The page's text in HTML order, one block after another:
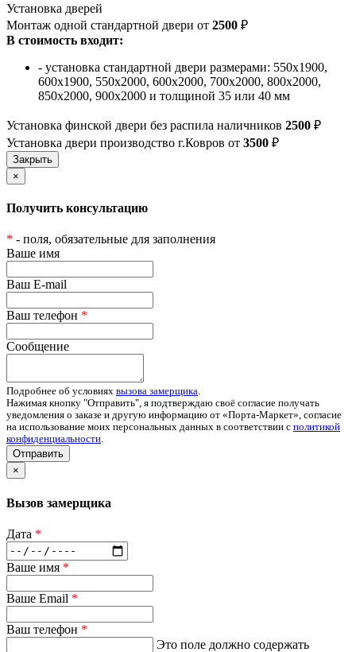
Установка дверей
Монтаж одной стандартной двери от 2500 ₽
В стоимость входит:
- установка стандартной двери размерами: 550х1900,
600х1900, 550х2000, 600х2000, 700х2000, 800х2000,
850х2000, 900х2000 и толщиной 35 или 40 мм
Установка финской двери без распила наличников 2500 ₽
Установка двери производство г.Ковров от 3500 ₽
×
Получить консультацию
* - поля, обязательные для заполнения
Ваше имя
Ваш E-mail
Ваш телефон *
Сообщение
Подробнее об условиях вызова замерщика.
Нажимая кнопку "Отправить", я подтверждаю своё согласие получать
уведомления о заказе и другую информацию от «Порта-Маркет», согласие
на использование моих персональных данных в соответствии с политикой
конфиденциальности.
Отправить
×
Вызов замерщика
Дата *
Ваше имя *
Ваше Email *
Ваш телефон *
Это поле должно содержать